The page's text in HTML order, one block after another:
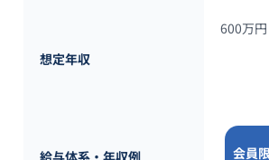
想定年収
600万円
給与体系・年収例 会員